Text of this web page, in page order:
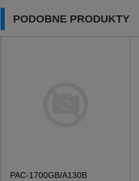
PODOBNE PRODUKTY
PAC-1700GB/A130B